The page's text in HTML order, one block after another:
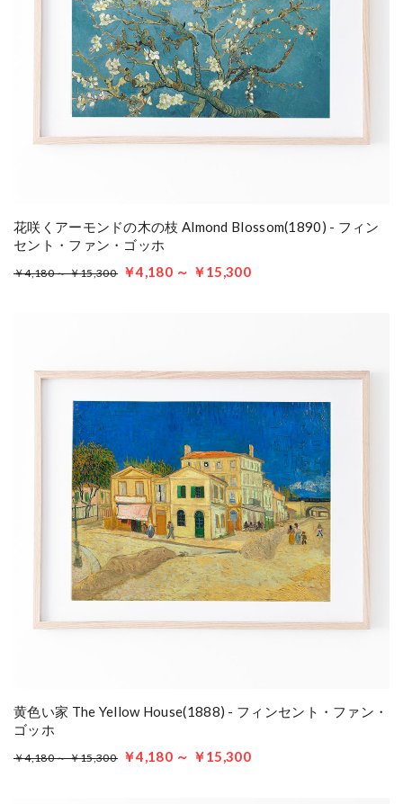
花咲くアーモンドの木の枝 Almond Blossom(1890) - フィン
セント・ファン・ゴッホ
￥4,180 ～ ￥15,300 ￥4,180 ～ ￥15,300
黄色い家 The Yellow House(1888) - フィンセント・ファン・
ゴッホ
￥4,180 ～ ￥15,300 ￥4,180 ～ ￥15,300